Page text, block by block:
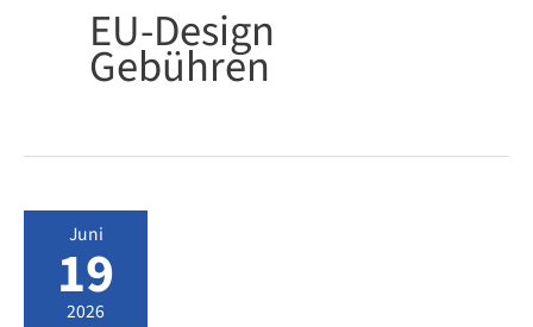
EU-Design
Gebühren
Juni
19
2026